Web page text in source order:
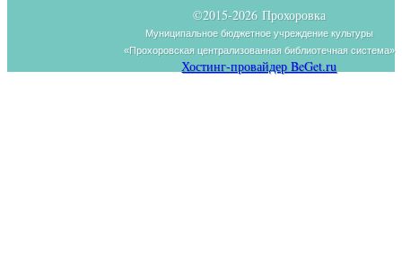
©2015-2026 Прохоровка
Муниципальное бюджетное учреждение культуры
«Прохоровская централизованная библиотечная система»
Хостинг-провайдер BeGet.ru